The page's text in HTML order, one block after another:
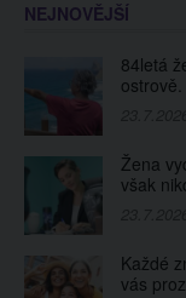
NEJNOVĚJŠÍ
84letá
Žena
však
Každé
vás